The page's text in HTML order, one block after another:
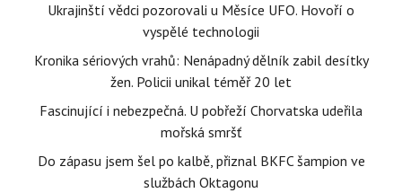
Ukrajinští vědci pozorovali u Měsíce UFO. Hovoří o
vyspělé technologii
Kronika sériových vrahů: Nenápadný dělník zabil desítky
žen. Policii unikal téměř 20 let
Fascinující i nebezpečná. U pobřeží Chorvatska udeřila
mořská smršť
Do zápasu jsem šel po kalbě, přiznal BKFC šampion ve
službách Oktagonu